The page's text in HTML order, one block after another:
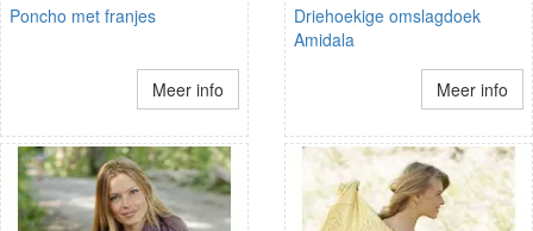
Poncho met franjes
Meer info
Driehoekige omslagdoek
Amidala
Meer info